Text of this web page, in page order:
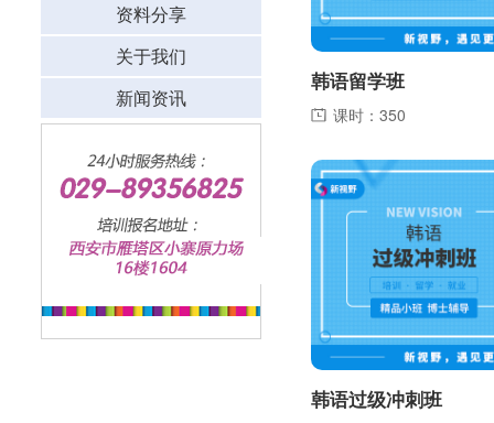
资料分享
关于我们
新闻资讯
韩语留学班
课时：350
韩语过级冲刺班